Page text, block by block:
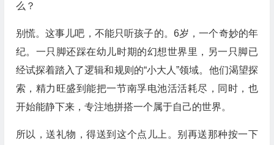
么？
别慌。这事儿吧，不能只听孩子的。6岁，一个奇妙的年
纪。一只脚还踩在幼儿时期的幻想世界里，另一只脚已
经试探着踏入了逻辑和规则的“小大人”领域。他们渴望探
索，精力旺盛到能把一节南孚电池活活耗尽，同时，也
开始能静下来，专注地拼搭一个属于自己的世界。
所以，送礼物，得送到这个点儿上。别再送那种按一下